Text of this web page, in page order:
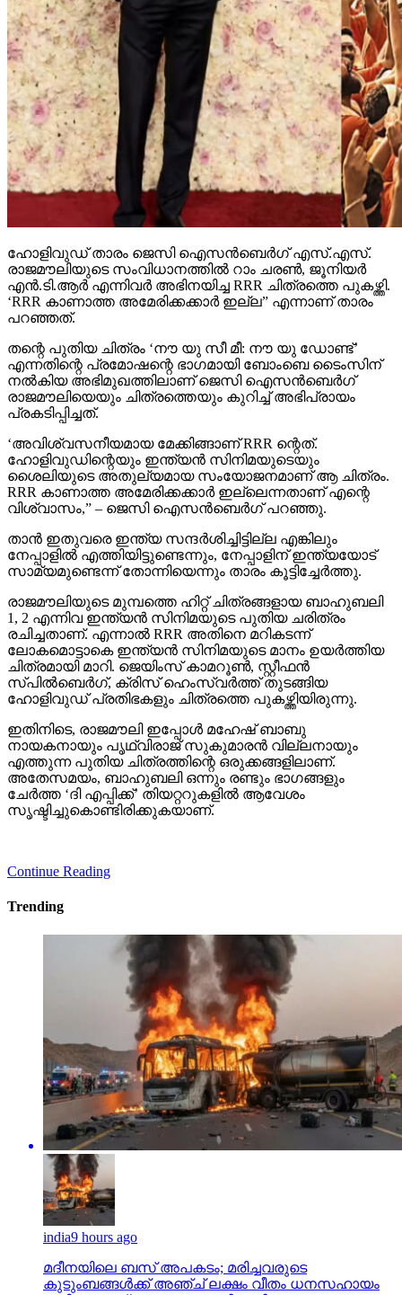
ഹോളിവുഡ് താരം ജെസി ഐസന്‍ബെര്‍ഗ് എസ്.എസ്.
രാജമൗലിയുടെ സംവിധാനത്തില്‍ റാം ചരണ്‍, ജൂനിയര്‍
എന്‍.ടി.ആര്‍ എന്നിവര്‍ അഭിനയിച്ച RRR ചിത്രത്തെ പുകഴ്ത്തി.
‘RRR കാണാത്ത അമേരിക്കക്കാര്‍ ഇല്ല” എന്നാണ് താരം
പറഞ്ഞത്.
തന്റെ പുതിയ ചിത്രം ‘നൗ യു സീ മീ: നൗ യു ഡോണ്ട്’
എന്നതിന്റെ പ്രമോഷന്റെ ഭാഗമായി ബോംബെ ടൈംസിന്
നല്‍കിയ അഭിമുഖത്തിലാണ് ജെസി ഐസന്‍ബെര്‍ഗ്
രാജമൗലിയെയും ചിത്രത്തെയും കുറിച്ച് അഭിപ്രായം
പ്രകടിപ്പിച്ചത്.
‘അവിശ്വസനീയമായ മേക്കിങ്ങാണ് RRR ന്റെത്.
ഹോളിവുഡിന്റെയും ഇന്ത്യന്‍ സിനിമയുടെയും
ശൈലിയുടെ അതുല്യമായ സംയോജനമാണ് ആ ചിത്രം.
RRR കാണാത്ത അമേരിക്കക്കാര്‍ ഇല്ലെന്നതാണ് എന്റെ
വിശ്വാസം,” – ജെസി ഐസന്‍ബെര്‍ഗ് പറഞ്ഞു.
താന്‍ ഇതുവരെ ഇന്ത്യ സന്ദര്‍ശിച്ചിട്ടില്ല എങ്കിലും
നേപ്പാളില്‍ എത്തിയിട്ടുണ്ടെന്നും, നേപ്പാളിന് ഇന്ത്യയോട്
സാമ്യമുണ്ടെന്ന് തോന്നിയെന്നും താരം കൂട്ടിച്ചേര്‍ത്തു.
രാജമൗലിയുടെ മുമ്പത്തെ ഹിറ്റ് ചിത്രങ്ങളായ ബാഹുബലി
1, 2 എന്നിവ ഇന്ത്യന്‍ സിനിമയുടെ പുതിയ ചരിത്രം
രചിച്ചതാണ്. എന്നാല്‍ RRR അതിനെ മറികടന്ന്
ലോകമൊട്ടാകെ ഇന്ത്യന്‍ സിനിമയുടെ മാനം ഉയര്‍ത്തിയ
ചിത്രമായി മാറി. ജെയിംസ് കാമറൂണ്‍, സ്റ്റീഫന്‍
സ്പില്‍ബെര്‍ഗ്, ക്രിസ് ഹെംസ്വര്‍ത്ത് തുടങ്ങിയ
ഹോളിവുഡ് പ്രതിഭകളും ചിത്രത്തെ പുകഴ്ത്തിയിരുന്നു.
ഇതിനിടെ, രാജമൗലി ഇപ്പോള്‍ മഹേഷ് ബാബു
നായകനായും പൃഥ്വിരാജ് സുകുമാരന്‍ വില്ലനായും
എത്തുന്ന പുതിയ ചിത്രത്തിന്റെ ഒരുക്കങ്ങളിലാണ്.
അതേസമയം, ബാഹുബലി ഒന്നും രണ്ടും ഭാഗങ്ങളും
ചേര്‍ത്ത ‘ദി എപ്പിക്ക്’ തിയറ്ററുകളില്‍ ആവേശം
സൃഷ്ടിച്ചുകൊണ്ടിരിക്കുകയാണ്.
Continue Reading
Trending
india9 hours ago
മദീനയിലെ ബസ് അപകടം; മരിച്ചവരുടെ
കുടുംബങ്ങള്‍ക്ക് അഞ്ച് ലക്ഷം വീതം ധനസഹായം